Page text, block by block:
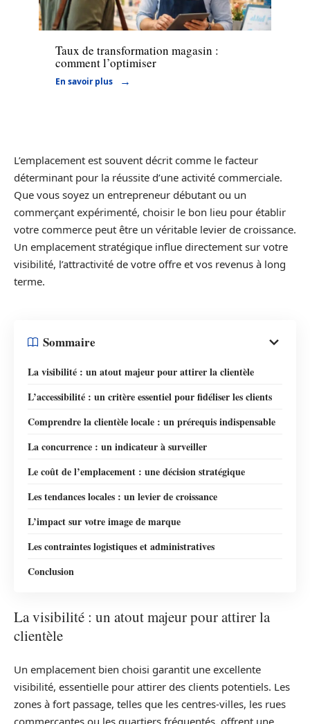
Marketing
Taux de transformation magasin :
comment l’optimiser
En savoir plus
L’emplacement est souvent décrit comme le facteur
déterminant pour la réussite d’une activité commerciale.
Que vous soyez un entrepreneur débutant ou un
commerçant expérimenté, choisir le bon lieu pour établir
votre commerce peut être un véritable levier de croissance.
Un emplacement stratégique influe directement sur votre
visibilité, l’attractivité de votre offre et vos revenus à long
terme.
Sommaire
La visibilité : un atout majeur pour attirer la clientèle
L’accessibilité : un critère essentiel pour fidéliser les clients
Comprendre la clientèle locale : un prérequis indispensable
La concurrence : un indicateur à surveiller
Le coût de l’emplacement : une décision stratégique
Les tendances locales : un levier de croissance
L’impact sur votre image de marque
Les contraintes logistiques et administratives
Conclusion
La visibilité : un atout majeur pour attirer la
clientèle
Un emplacement bien choisi garantit une excellente
visibilité, essentielle pour attirer des clients potentiels. Les
zones à fort passage, telles que les centres-villes, les rues
commerçantes ou les quartiers fréquentés, offrent une